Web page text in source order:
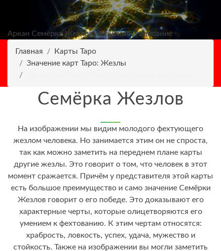
Аркан Семёрка Жезлов: Значение и описание
Главная
Карты Таро
Значение карт Таро: Жезлы
Семёрка Жезлов
На изображении мы видим молодого фехтующего
жезлом человека. Но занимается этим он не спроста,
так как можно заметить на переднем плане карты
другие жезлы. Это говорит о том, что человек в этот
момент сражается. Причём у представителя этой карты
есть большое преимущество и само значение Семёрки
Жезлов говорит о его победе. Это доказывают его
характерные черты, которые олицетворяются его
умением к фехтованию. К этим чертам относятся:
храбрость, ловкость, успех, удача, мужество и
стойкость. Также на изображении вы могли заметить